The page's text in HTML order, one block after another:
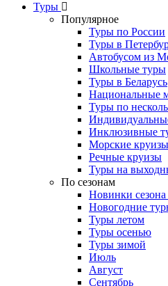
Туры
Популярное
Туры по России
Туры в
Автобусом из
Школьные туры
Туры в Беларусь
Национальные
Туры по
Инклюзивные
Морские круизы
Речные круизы
Туры на
По сезонам
Новинки сезона
Новогодние
Туры летом
Туры осенью
Туры зимой
Июль
Август
Сентябрь